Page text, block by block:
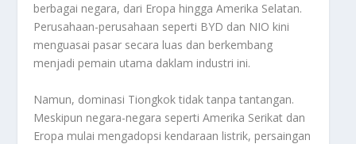
berbagai negara, dari Eropa hingga Amerika Selatan.
Perusahaan-perusahaan seperti BYD dan NIO kini
menguasai pasar secara luas dan berkembang
menjadi pemain utama daklam industri ini.
Namun, dominasi Tiongkok tidak tanpa tantangan.
Meskipun negara-negara seperti Amerika Serikat dan
Eropa mulai mengadopsi kendaraan listrik, persaingan